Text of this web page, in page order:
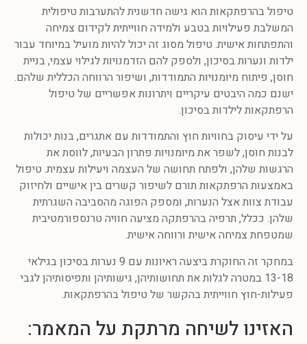
טיפול בהרפתקאות הוא גישה חדשנית להתערבות טיפולית
המשלבת פעילויות בטבע ולמידה חווייתית לקידום צמיחה
והתפתחות אישית. טיפול מסוג זה יכול להיות מועיל במיוחד עבור
ילדות ונערות בסיכון, ולספק להם הזדמנויות לגילוי עצמי, בניית
חוסן, פיתוח מיומנויות התמודדות, ושיפור הרווחה הכללית שלהם.
ישנם כמה היבטים עיקריים ויתרונות אפשריים של טיפול
הרפתקאות לילדות בסיכון.
על ידי עיסוק בחוויות חוץ והתמודדות עם אתגרים, בנות יכולות
לבנות חוסן, לשפר את מיומנויות פתרון הבעיות, לווסת את
הרגשות שלהן, ולפתח תחושה של העצמה ויעילות עצמית. טיפול
באמצעות הרפתקאות תורם לשיפור קשרים בין אישיים ולחיזוק
עבודת צוות אצל הנערות, ומספק הפוגה מהסביבה השגרתית
שלהן. ככלל, תרפיה בהרפתקה מציעה חוויה טרנספורמטיבית
שמטפחת צמיחה אישית ורווחה אישית.
במחקר זה החוקרת ביצעה ראיונות עם 9 נערות בסיכון בגילאי
13-18 במטרה לגלות את תחושותיהן, גישותיהן ותפיסותיהן לגבי
פעילות-חוץ חווייתית בהקשר של טיפול בהרפתקאות.
האזינו לשיחה מרתקת על המאמר: